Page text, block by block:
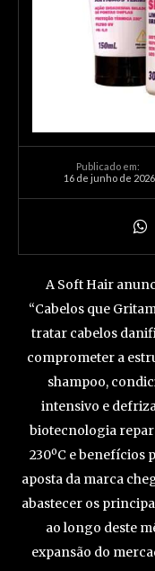
Publicado em:
16 de junho de 2026
A Soft Hair
“Cabelos que
tratar cabelos
comprometer a
shampoo,
intensivo e
biotecnologia
230ºC e benefícios
aposta da marca
abastecer os
ao longo deste
expansão do